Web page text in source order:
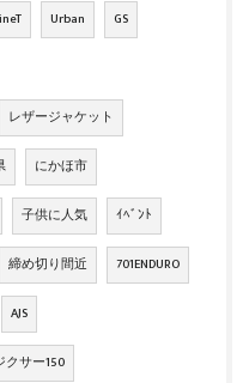
Urban GS
レザージャケット
にかほ市
子供に人気 ｲﾍﾞﾝﾄ
締め切り間近 701ENDURO
AJS
クサー150